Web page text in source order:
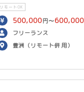
リモートOK
500,000円〜600,000
／月
フリーランス
豊洲（リモート併用）